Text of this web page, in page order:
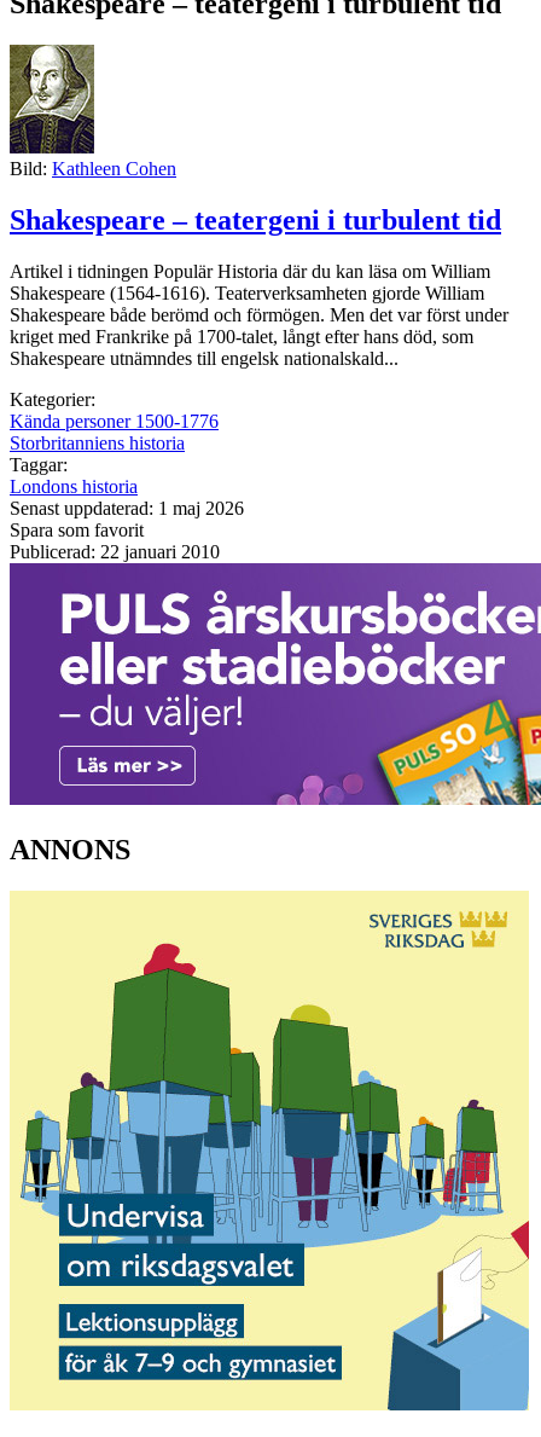
Bild: Kathleen Cohen
Shakespeare – teatergeni i turbulent tid
Artikel i tidningen Populär Historia där du kan läsa om William
Shakespeare (1564-1616). Teaterverksamheten gjorde William
Shakespeare både berömd och förmögen. Men det var först under
kriget med Frankrike på 1700-talet, långt efter hans död, som
Shakespeare utnämndes till engelsk nationalskald...
Kategorier:
Kända personer 1500-1776
Storbritanniens historia
Taggar:
Londons historia
Senast uppdaterad: 1 maj 2026
Spara som favorit
Publicerad: 22 januari 2010
ANNONS